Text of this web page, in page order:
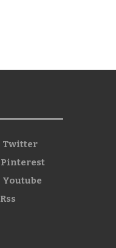
Twitter
Pinterest
Youtube
Rss